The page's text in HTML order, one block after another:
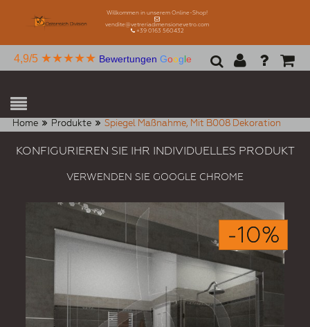
Willkommen in unserem Online-Shop!
vendite@vetreriadimensionevetro.com
+39 0163 560432
4,9/5 ★★★★★ Bewertungen Google
Home Produkte Spiegel Maßnahme, Mit B008 Dekoration
KONFIGURIEREN SIE IHR INDIVIDUELLES PRODUKT
VERWENDEN SIE GOOGLE CHROME
-10%